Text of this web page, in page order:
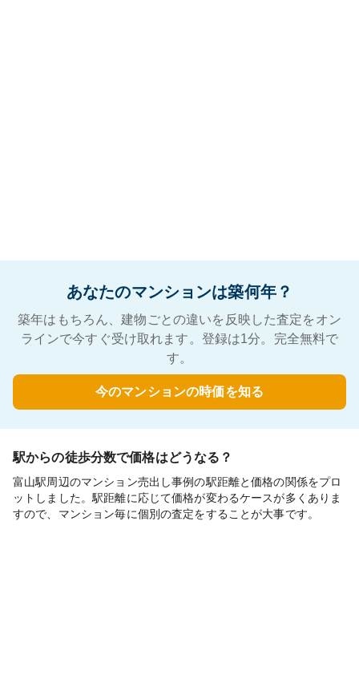
あなたのマンションは築何年？
築年はもちろん、建物ごとの違いを反映した査定をオン
ラインで今すぐ受け取れます。登録は1分。完全無料で
す。
今のマンションの時価を知る
駅からの徒歩分数で価格はどうなる？
富山駅周辺のマンション売出し事例の駅距離と価格の関係をプロ
ットしました。駅距離に応じて価格が変わるケースが多くありま
すので、マンション毎に個別の査定をすることが大事です。